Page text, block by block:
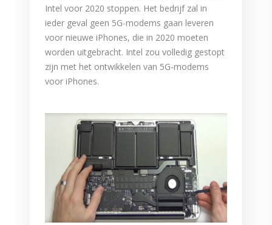
Intel voor 2020 stoppen. Het bedrijf zal in
ieder geval geen 5G-modems gaan leveren
voor nieuwe iPhones, die in 2020 moeten
worden uitgebracht. Intel zou volledig gestopt
zijn met het ontwikkelen van 5G-modems
voor iPhones.